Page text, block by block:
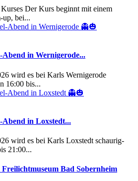
Der Kurs beginnt mit einem
up, bei...
in Wernigerode...
wird es bei Karls Wernigerode
16:00 bis...
in Loxstedt...
wird es bei Karls Loxstedt schaurig-
21:00...
Bad Sobernheim